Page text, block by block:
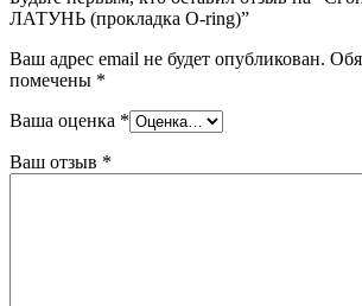
ЛАТУНЬ (прокладка O-ring)”
Ваш адрес email не будет опубликован.
помечены *
Ваша оценка *
Ваш отзыв *